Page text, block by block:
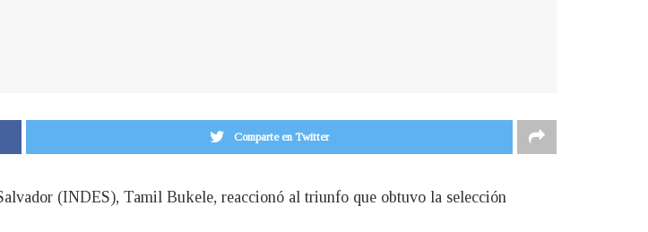
Comparte en Twitter
(INDES), Tamil Bukele, reaccionó al triunfo que obtuvo la selección